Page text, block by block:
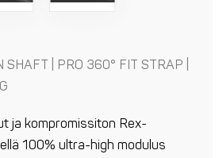
SHAFT | PRO 360° FIT STRAP |
ja kompro­missi­ton Rex-
100% ultra-high modulus